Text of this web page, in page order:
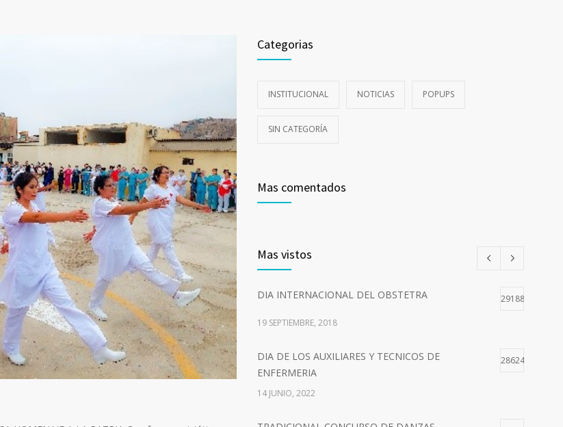
Categorias
INSTITUCIONAL NOTICIAS POPUPS
SIN CATEGORÍA
Mas comentados
Mas vistos
DIA INTERNACIONAL DEL OBSTETRA 29188
19 SEPTIEMBRE, 2018
DIA DE LOS AUXILIARES Y TECNICOS DE
ENFERMERIA
28624
14 JUNIO, 2022